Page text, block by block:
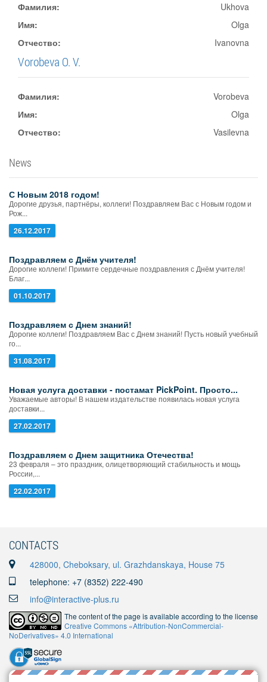
Фамилия:
Ukhova
Имя:
Olga
Отчество:
Ivanovna
Vorobeva O. V.
Фамилия:
Vorobeva
Имя:
Olga
Отчество:
Vasilevna
News
С Новым 2018 годом!
Дорогие друзья, партнёры, коллеги! Поздравляем Вас с Новым годом и
Рож...
26.12.2017
Поздравляем с Днём учителя!
Дорогие коллеги! Примите сердечные поздравления с Днём учителя!
Благ...
01.10.2017
Поздравляем с Днем знаний!
Дорогие коллеги! Поздравляем Вас с Днем знаний! Пусть новый учебный
го...
31.08.2017
Новая услуга доставки - постамат PickPoint. Просто...
Уважаемые авторы! В нашем издательстве появилась новая услуга
доставки...
27.02.2017
Поздравляем с Днем защитника Отечества!
23 февраля – это праздник, олицетворяющий стабильность и мощь
России,...
22.02.2017
CONTACTS
428000, Cheboksary, ul. Grazhdanskaya, House 75
telephone: +7 (8352) 222-490
info@interactive-plus.ru
The content of the page is available according to the license
Creative Commons «Attribution-NonCommercial-
NoDerivatives» 4.0 International